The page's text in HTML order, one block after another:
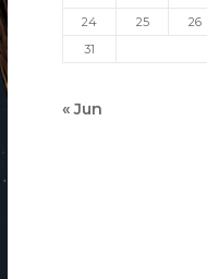
24
25 26
31
« Jun